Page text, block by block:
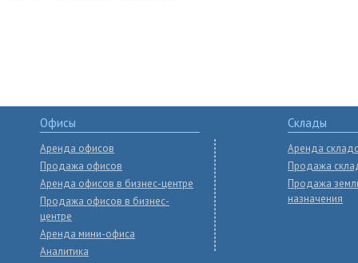
Офисы
Аренда офисов
Продажа офисов
Аренда офисов в бизнес-центре
Продажа офисов в бизнес-
центре
Аренда мини-офиса
Аналитика
Склады
Аренда
Продажа
Продажа
назначения